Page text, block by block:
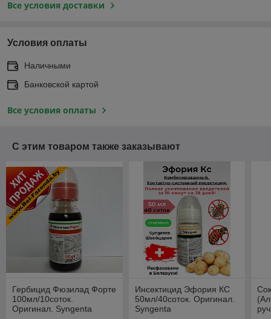
Все условия доставки
Условия оплаты
Наличными
Банковской картой
Все условия оплаты
С этим товаром также заказывают
Гербицид Фюзилад Форте
100мл/10соток.
Оригинал. Syngenta
Инсектицид Эфория КС
50мл/40соток. Оригинал.
Syngenta